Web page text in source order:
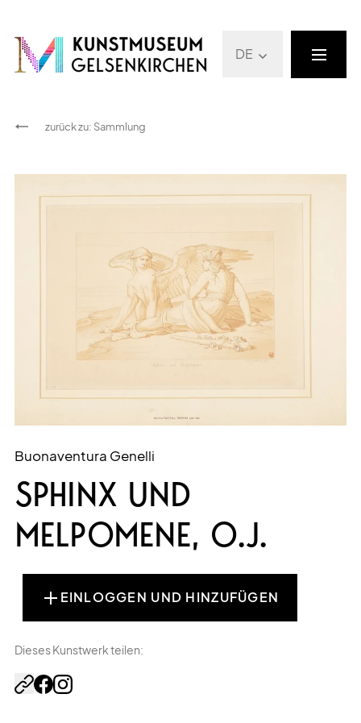
DE
zurück zu: Sammlung
Buonaventura Genelli
SPHINX UND
MELPOMENE, O.J.
EINLOGGEN UND HINZUFÜGEN
Dieses Kunstwerk teilen: